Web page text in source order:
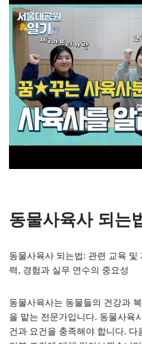
동물사육사 되는
동물사육사 되는법: 관련 교육 및
력, 경험과 실무 연수의 중요성
동물사육사는 동물들의 건강과
을 맡는 전문가입니다. 동물사육
건과 요건을 충족해야 합니다.